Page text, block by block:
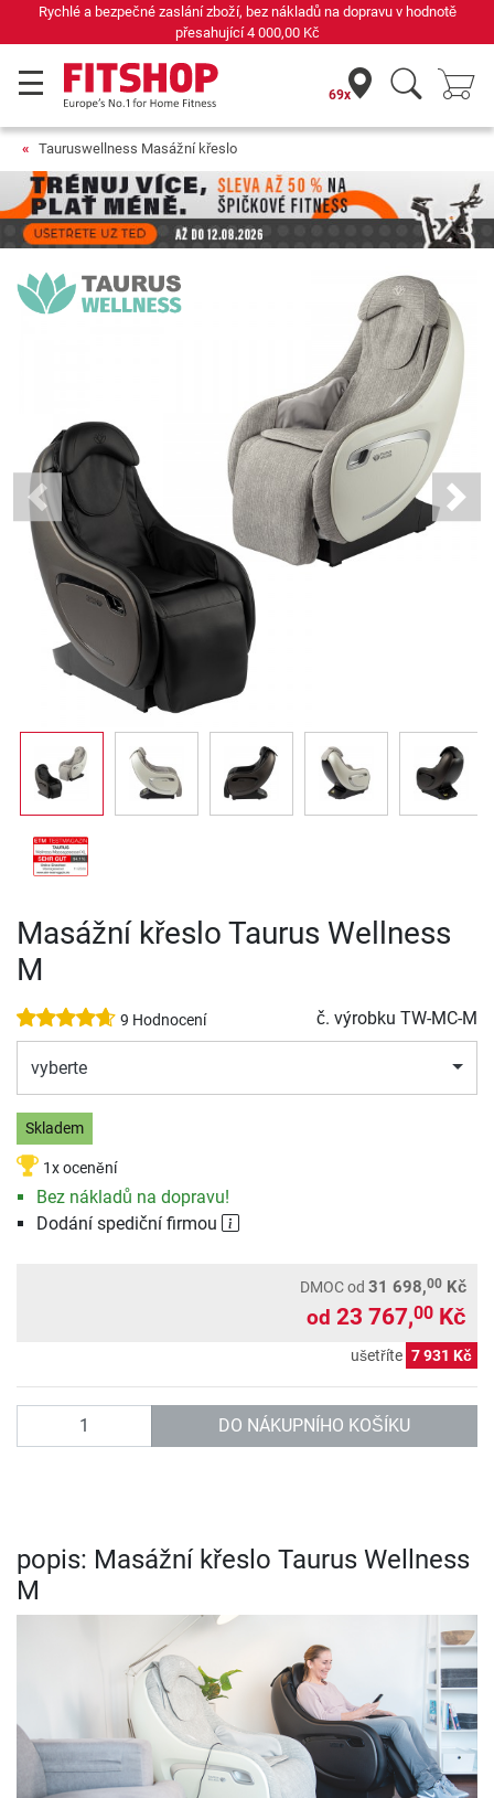
Již 42 let váš odborník na domácí fitness
69x
Tauruswellness Masážní křeslo
Previous Next
Masážní křeslo Taurus Wellness
M
9 Hodnocení č. výrobku TW-MC-M
vyberte
Skladem
1x ocenění
Bez nákladů na dopravu!
Dodání spediční firmou
DMOCod 31 698,00 Kč
od 23 767,00 Kč
ušetříte 7 931 Kč
DO NÁKUPNÍHO KOŠÍKU
popis: Masážní křeslo Taurus Wellness
M